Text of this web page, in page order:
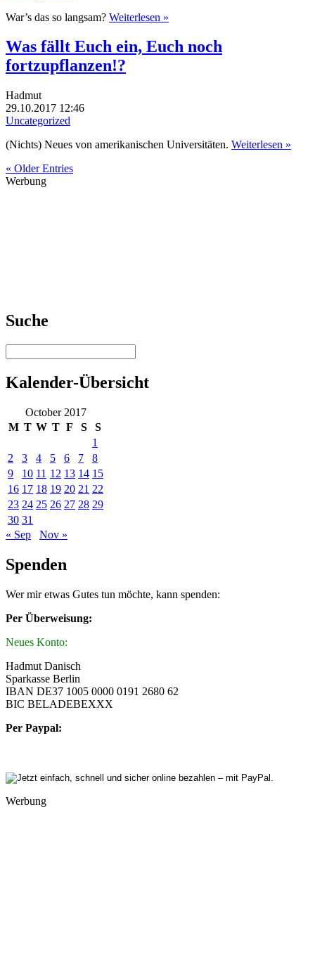
War’s das so langsam? Weiterlesen »
Was fällt Euch ein, Euch noch
fortzupflanzen!?
Hadmut
29.10.2017 12:46
Uncategorized
(Nichts) Neues von amerikanischen Universitäten. Weiterlesen »
« Older Entries
Werbung
Suche
Kalender-Übersicht
October 2017
M T W T F S
S
1
2
3 4 5 6 7
8
9
10 11 12 13 14 15
16 17 18 19 20 21 22
23 24 25 26 27 28 29
30 31
« Sep
Nov »
Spenden
Wer mir etwas Gutes tun möchte, kann spenden:
Per Überweisung:
Neues Konto:
Hadmut Danisch
Sparkasse Berlin
IBAN DE37 1005 0000 0191 2680 62
BIC BELADEBEXXX
Per Paypal:
Werbung